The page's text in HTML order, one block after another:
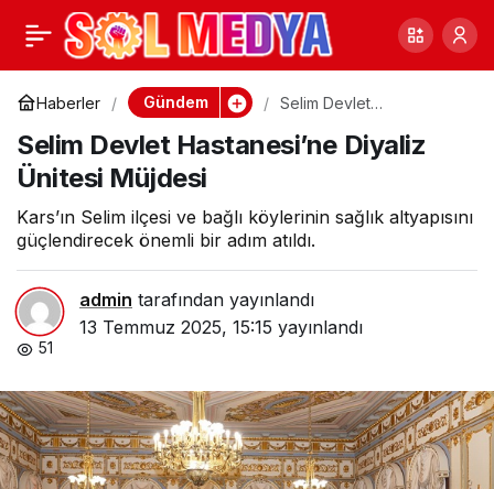
Haberler Gündem
Selim Devlet
Ünitesi Müjdesi
Selim Devlet Hastanesi’ne Diyaliz
Ünitesi Müjdesi
Kars’ın Selim ilçesi ve bağlı köylerinin sağlık altyapısını
güçlendirecek önemli bir adım atıldı.
admin tarafından yayınlandı
13 Temmuz 2025, 15:15 yayınlandı
51
Trabzon’daki Polis Rütbe
Töreninde Siyasi
Gölgeler: AKP İlçe
Başkanı Polis
Memurlarına Rütbe Taktı
0 Paylaş